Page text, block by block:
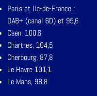
Paris et Ile-de-France :
DAB+ (canal 6D) et 95,6
Caen, 100,6
Chartres, 104,5
Cherbourg, 87,8
Le Havre 101,1
Le Mans, 98,8